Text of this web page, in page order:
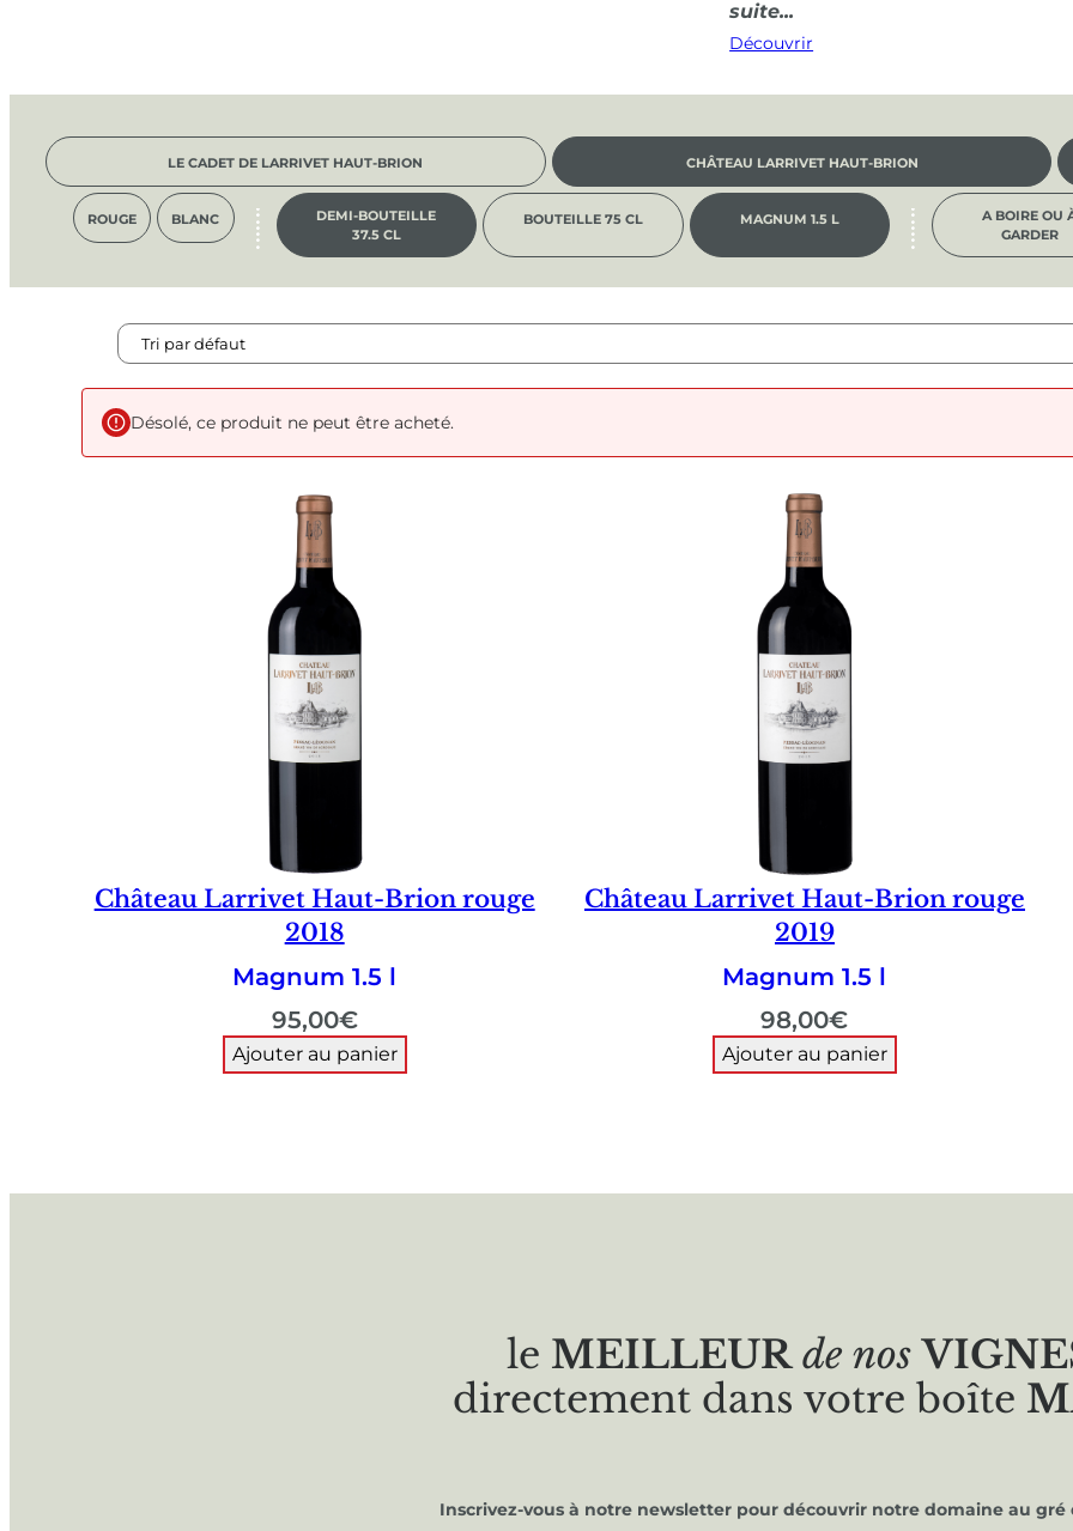
Découvrir
LE CADET DE LARRIVET HAUT-BRION CHÂTEAU LARRIVET HAUT-BRION
ROUGE BLANC
DEMI-BOUTEILLE
37.5 CL
BOUTEILLE 75 CL MAGNUM 1.5 L
A BOIRE OU
GARDER
Désolé, ce produit ne peut être acheté.
Château Larrivet Haut-Brion rouge
2018
Magnum 1.5 l
95,00€
Ajouter au panier
Château Larrivet Haut-Brion rouge
2019
Magnum 1.5 l
98,00€
Ajouter au panier
le MEILLEUR de nos
directement dans votre boîte
Inscrivez-vous à notre newsletter pour découvrir notre domaine au gré